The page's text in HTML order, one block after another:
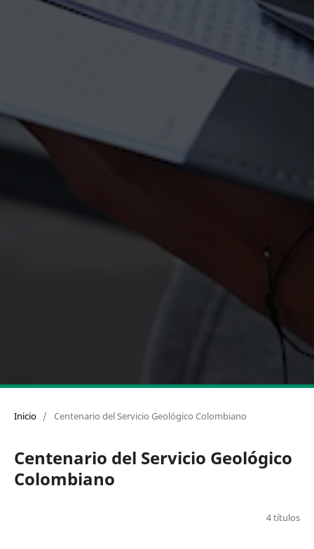
Inicio / Centenario del Servicio Geológico Colombiano
Centenario del Servicio Geológico
Colombiano
4 títulos